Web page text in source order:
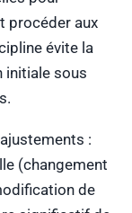
procéder aux
évite la
initiale sous
:
(changement
de